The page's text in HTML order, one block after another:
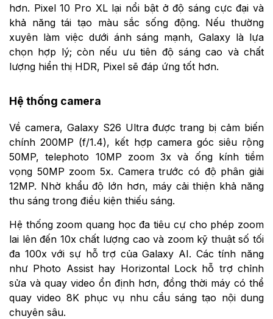
hơn. Pixel 10 Pro XL lại nổi bật ở độ sáng cực đại và
khả năng tái tạo màu sắc sống động. Nếu thường
xuyên làm việc dưới ánh sáng mạnh, Galaxy là lựa
chọn hợp lý; còn nếu ưu tiên độ sáng cao và chất
lượng hiển thị HDR, Pixel sẽ đáp ứng tốt hơn.
Hệ thống camera
Về camera, Galaxy S26 Ultra được trang bị cảm biến
chính 200MP (f/1.4), kết hợp camera góc siêu rộng
50MP, telephoto 10MP zoom 3x và ống kính tiềm
vọng 50MP zoom 5x. Camera trước có độ phân giải
12MP. Nhờ khẩu độ lớn hơn, máy cải thiện khả năng
thu sáng trong điều kiện thiếu sáng.
Hệ thống zoom quang học đa tiêu cự cho phép zoom
lai lên đến 10x chất lượng cao và zoom kỹ thuật số tối
đa 100x với sự hỗ trợ của Galaxy AI. Các tính năng
như Photo Assist hay Horizontal Lock hỗ trợ chỉnh
sửa và quay video ổn định hơn, đồng thời máy có thể
quay video 8K phục vụ nhu cầu sáng tạo nội dung
chuyên sâu.